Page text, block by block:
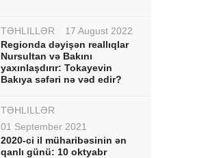
TƏHLİLLƏR
17 August 2022
Regionda dəyişən reallıqlar
Nursultan və Bakını
yaxınlaşdırır: Tokayevin
Bakıya səfəri nə vəd edir?
TƏHLİLLƏR
01 September 2021
2020-ci il müharibəsinin ən
qanlı günü: 10 oktyabr